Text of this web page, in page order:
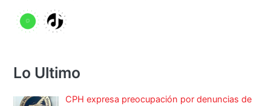
Lo Ultimo
CPH expresa preocupación por denuncias de